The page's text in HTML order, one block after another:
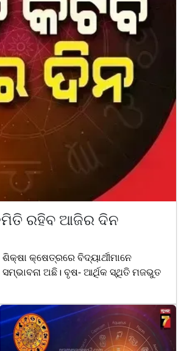
ରହିବ ଆଜିର ଦିନ
କ୍ଷେତ୍ରରେ ବିଦ୍ୟାର୍ଥୀମାନେ
ଅଛି। ବୃଷ- ଆର୍ଥିକ ସ୍ଥିତି ମଜଭୁତ